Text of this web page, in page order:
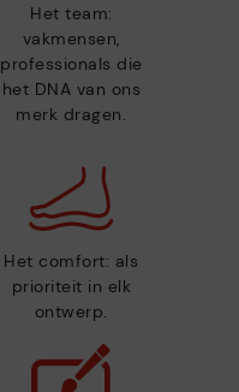
Het team:
vakmensen,
professionals die
het DNA van ons
merk dragen.
Het comfort: als
prioriteit in elk
ontwerp.